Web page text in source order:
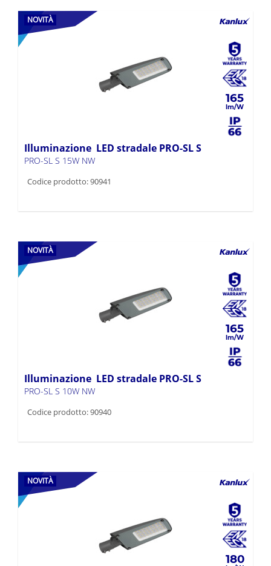
NOVITÀ
165
Illuminazione LED stradale PRO-SL S
PRO-SL S 15W NW
Codice prodotto: 90941
NOVITÀ
165
Illuminazione LED stradale PRO-SL S
PRO-SL S 10W NW
Codice prodotto: 90940
NOVITÀ
180